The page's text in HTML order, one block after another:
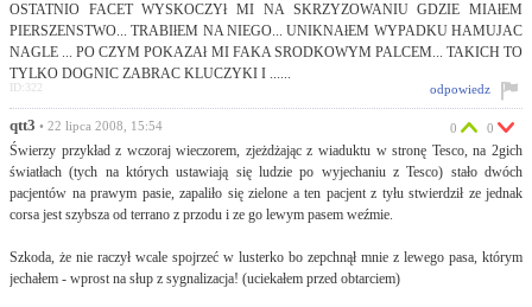
OSTATNIO FACET WYSKOCZYł MI NA SKRZYZOWANIU GDZIE MIAłEM
PIERSZENSTWO... TRABIłEM NA NIEGO... UNIKNAłEM WYPADKU HAMUJAC
NAGLE ... PO CZYM POKAZAł MI FAKA SRODKOWYM PALCEM... TAKICH TO
TYLKO DOGNIC ZABRAC KLUCZYKI I ......
odpowiedz
ID:322
qtt3 • 22 lipca 2008, 15:54
Świerzy przykład z wczoraj wieczorem, zjeżdżając z wiaduktu w stronę Tesco, na 2gich
światłach (tych na których ustawiają się ludzie po wyjechaniu z Tesco) stało dwóch
pacjentów na prawym pasie, zapaliło się zielone a ten pacjent z tyłu stwierdził ze jednak
corsa jest szybsza od terrano z przodu i ze go lewym pasem weźmie.
Szkoda, że nie raczył wcale spojrzeć w lusterko bo zepchnął mnie z lewego pasa, którym
jechałem - wprost na słup z sygnalizacja! (uciekałem przed obtarciem)
0 0